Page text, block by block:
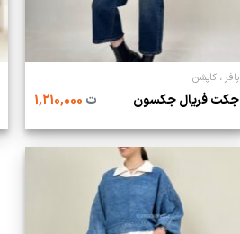
پافر ، کاپشن
جکت فریال جکسون ت